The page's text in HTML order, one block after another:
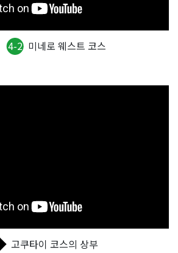
4-2 미네로 웨스트 코스
고쿠타이 코스의 상부